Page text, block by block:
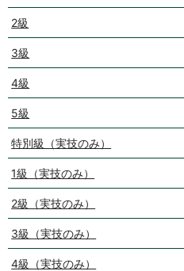
2級
3級
4級
5級
特別級（実技のみ）
1級（実技のみ）
2級（実技のみ）
3級（実技のみ）
4級（実技のみ）